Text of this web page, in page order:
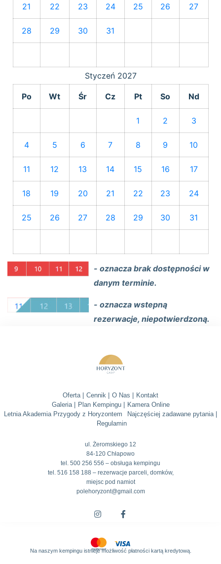
21 22 23 24 25 26 27
28 29 30 31
Styczeń 2027
Po Wt Śr Cz Pt So Nd
1 2 3
4 5 6 7 8 9 10
11 12 13 14 15 16 17
18 19 20 21 22 23 24
25 26 27 28 29 30 31
- oznacza brak dostępności w
danym terminie.
- oznacza wstepną
rezerwacje, niepotwierdzoną.
Oferta | Cennik | O Nas |
Kontakt
Galeria |
Plan Kempingu |
Kamera Online
Letnia Akademia Przygody z Horyzontem
Najczęściej zadawane pytania |
Regulamin
ul. Żeromskiego 12
84-120 Chłapowo
tel. 500 256 556 – obsługa kempingu
tel. 516 158 188 – rezerwacje parceli, domków,
miejsc pod namiot
polehoryzont@gmail.com
Na naszym kempingu istnieje możliwość płatności kartą kredytową.